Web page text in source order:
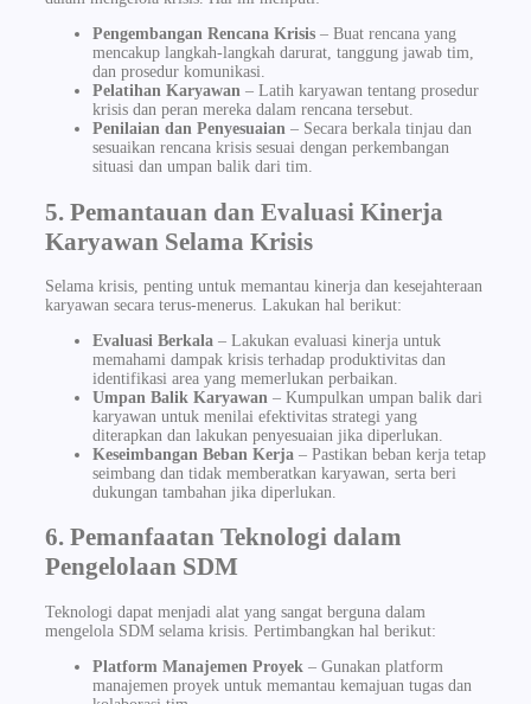
Pengembangan Rencana Krisis – Buat rencana yang
mencakup langkah-langkah darurat, tanggung jawab tim,
dan prosedur komunikasi.
Pelatihan Karyawan – Latih karyawan tentang prosedur
krisis dan peran mereka dalam rencana tersebut.
Penilaian dan Penyesuaian – Secara berkala tinjau dan
sesuaikan rencana krisis sesuai dengan perkembangan
situasi dan umpan balik dari tim.
5. Pemantauan dan Evaluasi Kinerja
Karyawan Selama Krisis
Selama krisis, penting untuk memantau kinerja dan kesejahteraan
karyawan secara terus-menerus. Lakukan hal berikut:
Evaluasi Berkala – Lakukan evaluasi kinerja untuk
memahami dampak krisis terhadap produktivitas dan
identifikasi area yang memerlukan perbaikan.
Umpan Balik Karyawan – Kumpulkan umpan balik dari
karyawan untuk menilai efektivitas strategi yang
diterapkan dan lakukan penyesuaian jika diperlukan.
Keseimbangan Beban Kerja – Pastikan beban kerja tetap
seimbang dan tidak memberatkan karyawan, serta beri
dukungan tambahan jika diperlukan.
6. Pemanfaatan Teknologi dalam
Pengelolaan SDM
Teknologi dapat menjadi alat yang sangat berguna dalam
mengelola SDM selama krisis. Pertimbangkan hal berikut:
Platform Manajemen Proyek – Gunakan platform
manajemen proyek untuk memantau kemajuan tugas dan